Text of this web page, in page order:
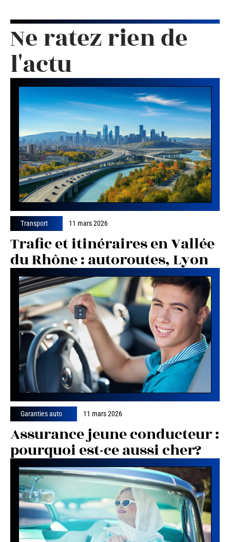
Ne ratez rien de
l'actu
Transport 11 mars 2026
Trafic et itinéraires en Vallée
du Rhône : autoroutes, Lyon
Garanties auto 11 mars 2026
Assurance jeune conducteur :
pourquoi est-ce aussi cher?